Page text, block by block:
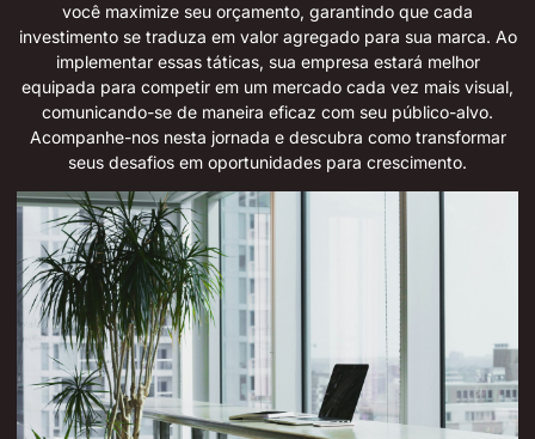
você maximize seu orçamento, garantindo que cada
investimento se traduza em valor agregado para sua marca. Ao
implementar essas táticas, sua empresa estará melhor
equipada para competir em um mercado cada vez mais visual,
comunicando-se de maneira eficaz com seu público-alvo.
Acompanhe-nos nesta jornada e descubra como transformar
seus desafios em oportunidades para crescimento.